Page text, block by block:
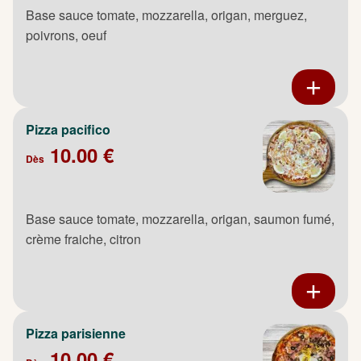
Base sauce tomate, mozzarella, origan, merguez,
poivrons, oeuf
Pizza pacifico
Dès 10.00 €
Base sauce tomate, mozzarella, origan, saumon fumé,
crème fraiche, citron
Pizza parisienne